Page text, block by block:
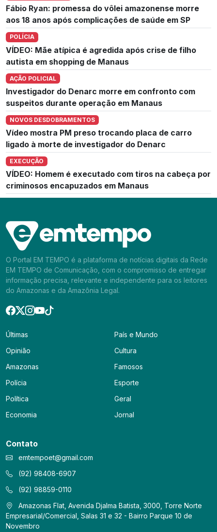
Fábio Ryan: promessa do vôlei amazonense morre
aos 18 anos após complicações de saúde em SP
POLÍCIA
VÍDEO: Mãe atípica é agredida após crise de filho
autista em shopping de Manaus
AÇÃO POLICIAL
Investigador do Denarc morre em confronto com
suspeitos durante operação em Manaus
NOVOS DESDOBRAMENTOS
Vídeo mostra PM preso trocando placa de carro
ligado à morte de investigador do Denarc
EXECUÇÃO
VÍDEO: Homem é executado com tiros na cabeça por
criminosos encapuzados em Manaus
O Portal EM TEMPO é a plataforma de notícias digitais da Rede
EM TEMPO de Comunicação, com o compromisso de entregar
informação precisa, relevante e independente para os leitores
do Amazonas e da Amazônia Legal.
Últimas
Opinião
Amazonas
Polícia
Política
Economia
País e Mundo
Cultura
Famosos
Esporte
Geral
Jornal
Contato
emtempoet@gmail.com
(92) 98408-6907
(92) 98859-0110
Amazonas Flat, Avenida Djalma Batista, 3000, Torre Norte
Empresarial/Comercial, Salas 31 e 32 - Bairro Parque 10 de
Novembro